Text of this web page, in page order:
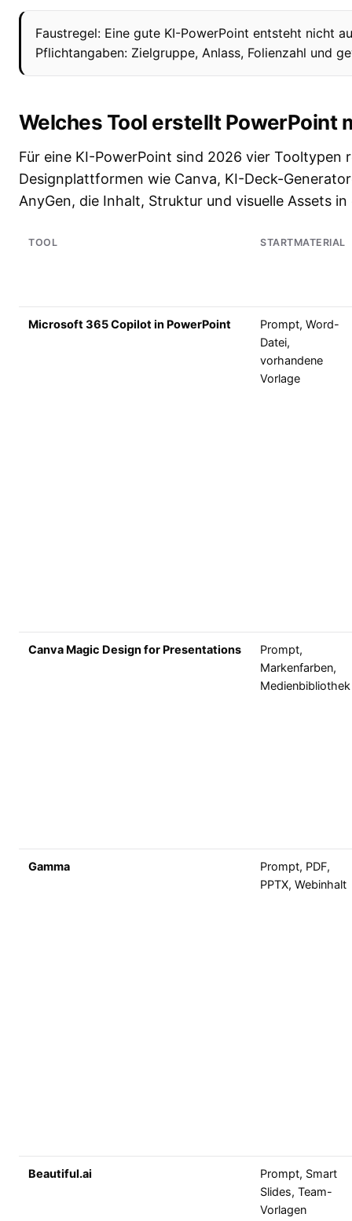
Faustregel: Eine gute KI-PowerPoint entsteht nicht
Pflichtangaben: Zielgruppe, Anlass, Folienzahl und
Welches Tool erstellt PowerPoint
Für eine KI-PowerPoint sind 2026 vier
Designplattformen wie Canva, KI-Deck-
AnyGen, die Inhalt, Struktur und visuelle Assets
TOOL STARTMATERIAL
Microsoft 365 Copilot in PowerPoint
Prompt, Word-
Datei,
vorhandene
Vorlage
Canva Magic Design for Presentations
Prompt,
Markenfarben,
Medienbibliothek
Gamma
Prompt, PDF,
PPTX, Webinhalt
Beautiful.ai
Prompt, Smart
Slides, Team-
Vorlagen